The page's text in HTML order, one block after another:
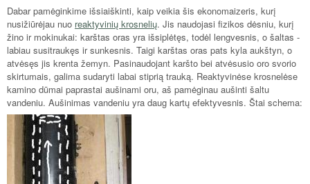
Dabar pamėginkime išsiaiškinti, kaip veikia šis ekonomaizeris, kurį
nusižiūrėjau nuo reaktyvinių krosnelių. Jis naudojasi fizikos dėsniu, kurį
žino ir mokinukai: karštas oras yra išsiplėtęs, todėl lengvesnis, o šaltas -
labiau susitraukęs ir sunkesnis. Taigi karštas oras pats kyla aukštyn, o
atvėsęs jis krenta žemyn. Pasinaudojant karšto bei atvėsusio oro svorio
skirtumais, galima sudaryti labai stiprią trauką. Reaktyvinėse krosnelėse
kamino dūmai paprastai aušinami oru, aš pamėginau aušinti šaltu
vandeniu. Aušinimas vandeniu yra daug kartų efektyvesnis. Štai schema: